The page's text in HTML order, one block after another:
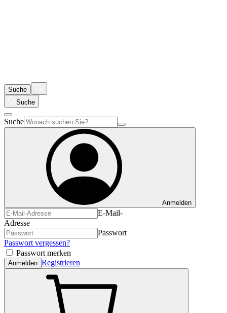
Suche
Suche
Suche
Anmelden
E-Mail-
Adresse
Passwort
Passwort vergessen?
Passwort merken
Anmelden Registrieren